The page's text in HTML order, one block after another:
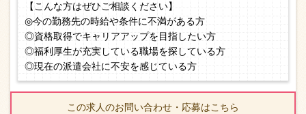
【こんな方はぜひご相談ください】
◎今の勤務先の時給や条件に不満がある方
◎資格取得でキャリアアップを目指したい方
◎福利厚生が充実している職場を探している方
◎現在の派遣会社に不安を感じている方
この求人のお問い合わせ・応募はこちら